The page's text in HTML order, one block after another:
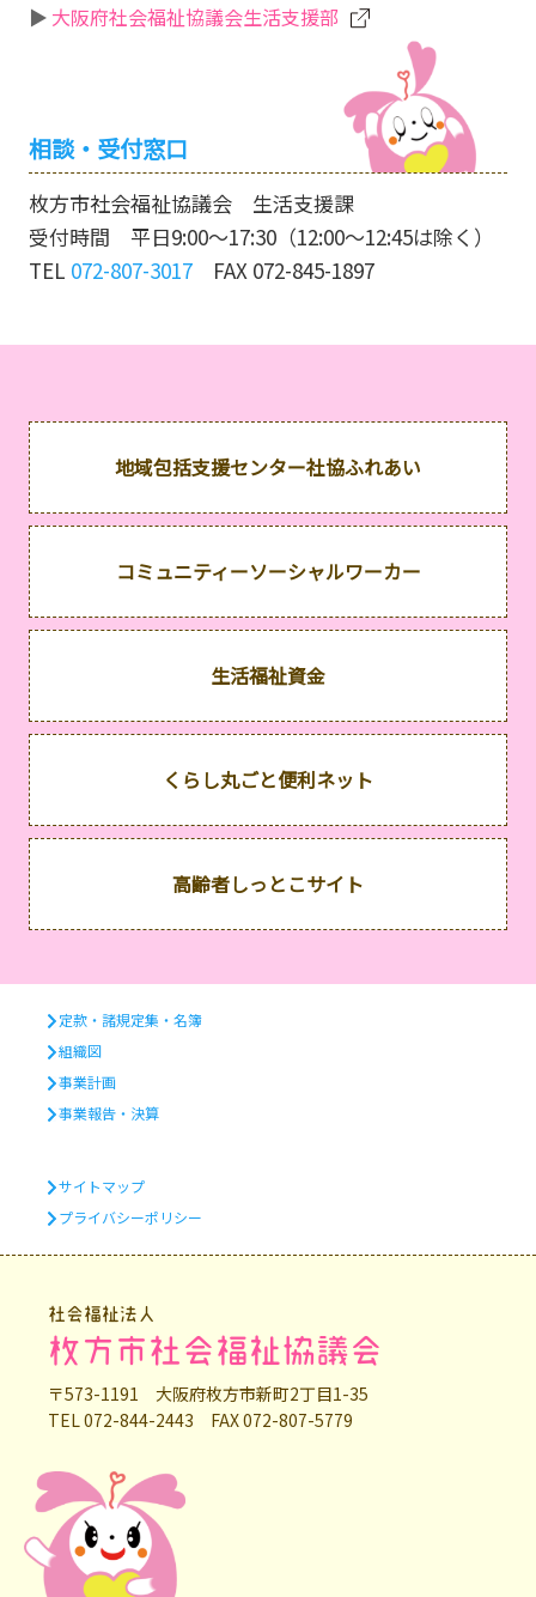
大阪府社会福祉協議会生活支援部
相談・受付窓口
枚方市社会福祉協議会 生活支援課
受付時間 平日9:00～17:30（12:00～12:45は除く）
TEL 072-807-3017FAX 072-845-1897
地域包括支援センター社協ふれあい
コミュニティーソーシャルワーカー
生活福祉資金
くらし丸ごと便利ネット
高齢者しっとこサイト
定款・諸規定集・名簿
組織図
事業計画
事業報告・決算
サイトマップ
プライバシーポリシー
社会福祉法人
枚方市社会福祉協議会
〒573-1191 大阪府枚方市新町2丁目1-35
TEL 072-844-2443 FAX 072-807-5779